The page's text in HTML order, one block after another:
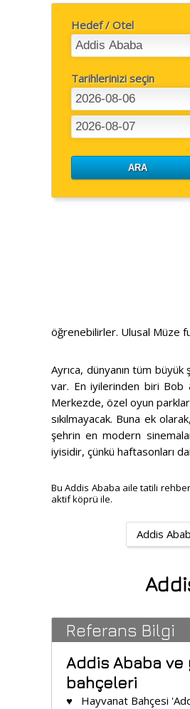
Hedef / Otel
Tarihlerinizi seçin
öğrenebilirler. Ulusal Müze
Ayrıca, dünyanın tüm
var. En iyilerinden biri Bob
Merkezde, özel oyun
sıkılmayacak. Buna ek
şehrin en modern
iyisidir, çünkü haftasonları
Bu Addis Ababa aile tatili
aktif köprü ile.
Addis
Referans Bilgi
Addis Ababa ve
bahçeleri
♥ Hayvanat Bahçesi